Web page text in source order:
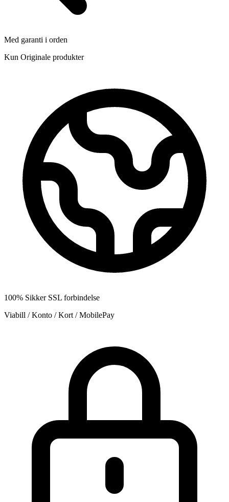
Med garanti i orden
Kun Originale produkter
100% Sikker SSL forbindelse
Viabill / Konto / Kort / MobilePay